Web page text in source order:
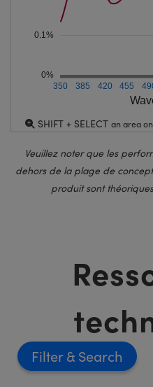
350 385 420 455
0%
0.1%
SHIFT + SELECT an area on
Veuillez noter que les
dehors de la plage de
produit sont
Filter